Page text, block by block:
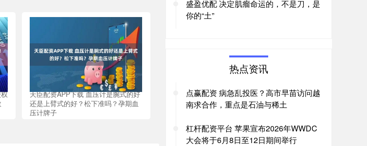
天臣配资APP下载 血压计是腕式的好
还是上臂式的好？松下准吗？孕期血
压计牌子
盛盈优配 决定肌瘤命运的，不是刀，是
你的“土”
热点资讯
点赢配资 病急乱投医？高市早苗访问越
南求合作，重点是石油与稀土
杠杆配资平台 苹果宣布2026年WWDC
大会将于6月8日至12日期间举行